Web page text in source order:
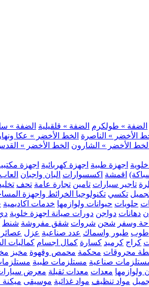
الضفة » طولكرم الضفة » قلقيلية الضفة »
الأخضر » الناصرة الخط الأخضر » عكا
الخط الأخضر » الشارون الخط الأخضر »
اجهزة طبية اجهزة كهربائية اجهزة
اقمشة اكسسوارات البان واجبان العاب
تاجير سيارات تامين تجارة عامة تحف
تكسي تكنولوجيا الخرائط واجهزة
حلويات حيوانات ولوازمها خدمات اكاديمية
دهانات دواجن دورات صيانة اجهزة خلوية
وسفر شحن شروات شقق مفروشة شنط
طوب طيور واسماك عدد صناعية عزل
كراج كرميد كسارة كمال اجسام كماليات
محروقات محكمة محمص وقهوة مخبز
صناعية مستلزمات طبية
ولوازمها معدات معدات ثقيلة معرض
مواد تنظيف مواد غذائية موسيقى